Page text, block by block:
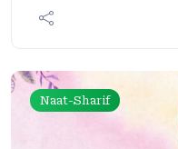
Naat-Sharif